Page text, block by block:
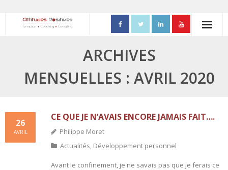
- Process Communication
- Adapter sa posture managériale
ARCHIVES
MENSUELLES : AVRIL 2020
CE QUE JE N’AVAIS ENCORE JAMAIS FAIT….
26
AVRIL
Philippe Moret
Actualités, Développement personnel
Avant le confinement, je ne savais pas que je ferais ce